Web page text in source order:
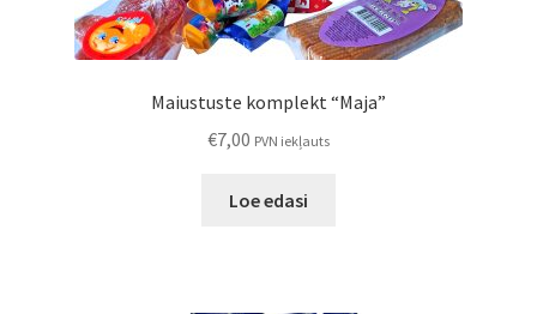
Maiustuste komplekt “Maja”
€7,00 PVN iekļauts
Loe edasi